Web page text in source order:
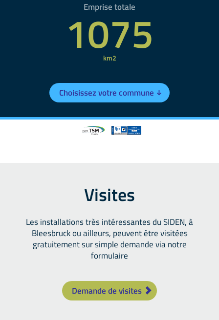
Emprise totale
1075
km2
Choisissez votre commune
Visites
Les installations très intéressantes du SIDEN, à
Bleesbruck ou ailleurs, peuvent être visitées
gratuitement sur simple demande via notre
formulaire
Demande de visites